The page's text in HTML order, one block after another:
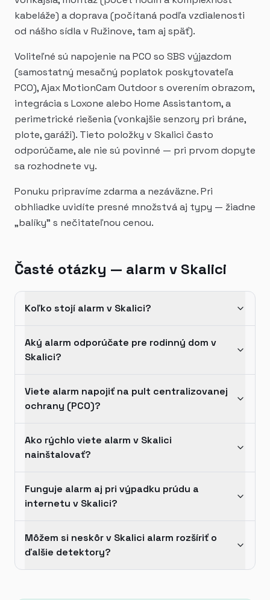
kabeláže) a doprava (počítaná podľa vzdialenosti
od nášho sídla v Ružinove, tam aj späť).
Voliteľné sú napojenie na PCO so SBS výjazdom
(samostatný mesačný poplatok poskytovateľa
PCO), Ajax MotionCam Outdoor s overením obrazom,
integrácia s Loxone alebo Home Assistantom, a
perimetrické riešenia (vonkajšie senzory pri bráne,
plote, garáži). Tieto položky v Skalici často
odporúčame, ale nie sú povinné — pri prvom dopyte
sa rozhodnete vy.
Ponuku pripravíme zdarma a nezáväzne. Pri
obhliadke uvidíte presné množstvá aj typy — žiadne
„balíky" s nečitateľnou cenou.
Časté otázky — alarm v Skalici
Koľko stojí alarm v Skalici?
Aký alarm odporúčate pre rodinný dom v
Skalici?
Viete alarm napojiť na pult centralizovanej
ochrany (PCO)?
Ako rýchlo viete alarm v Skalici
nainštalovať?
Funguje alarm aj pri výpadku prúdu a
internetu v Skalici?
Môžem si neskôr v Skalici alarm rozšíriť o
ďalšie detektory?